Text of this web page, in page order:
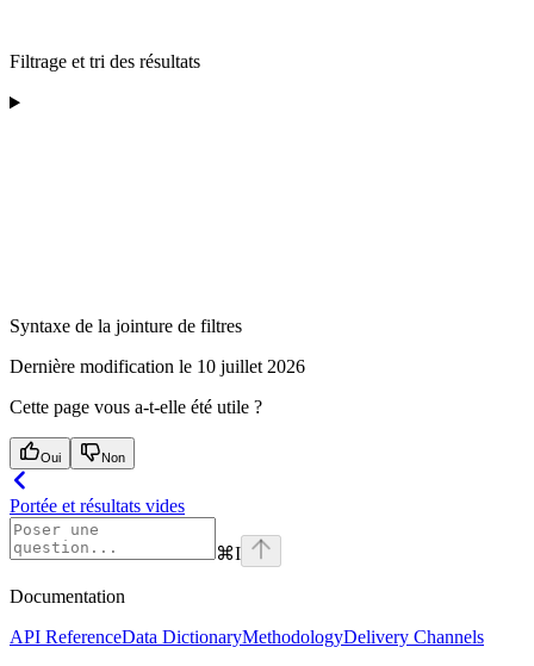
Filtrage et tri des résultats
Syntaxe de la jointure de filtres
Dernière modification le 10 juillet 2026
Cette page vous a-t-elle été utile ?
Oui Non
Portée et résultats vides
⌘I
Documentation
API ReferenceData DictionaryMethodologyDelivery Channels